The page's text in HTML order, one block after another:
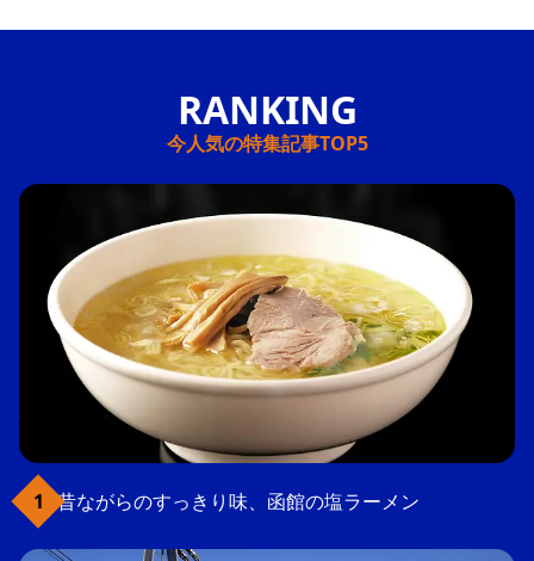
今人気の特集記事TOP5
昔ながらのすっきり味、函館の塩ラーメン